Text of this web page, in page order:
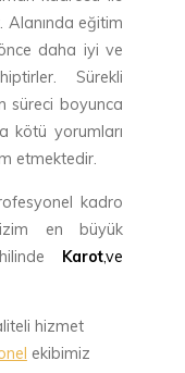
Alanında eğitim
daha iyi ve
Sürekli
süreci boyunca
kötü yorumları
etmektedir.
kadro
en büyük
Karot,ve
hizmet
ekibimiz